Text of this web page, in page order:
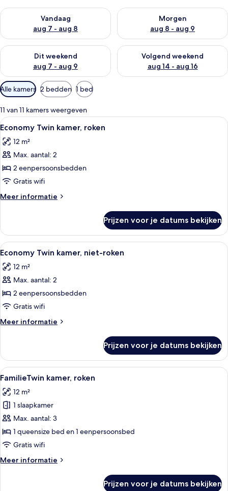
Vandaag
aug 7 - aug 8
De beschikbaarheid controleren voor vanavond aug 7 - aug 8
Morgen
aug 8 - aug 9
De beschikbaarheid
Dit weekend
aug 7 - aug 9
De beschikbaarheid controleren voor dit weekend aug 7 -
Volgend weekend
aug 14 - aug 16
De beschikbaarheid
Beschikbare
filters
voor
kamers
Alle kamers 2 bedden 1 bed
11 van 11 kamers weergeven
Alle
foto's
voor
Economy
Twin
kamer,
roken
laden
Een hotelkamer met een bed,
13
Economy Twin kamer, roken
12 m²
Max. aantal: 2
2 eenpersoonsbedden
Gratis wifi
Meer informatie
Meer
Twin
kamer,
roken
Prijzen voor je datums bekijken
Alle
foto's
voor
Economy
Twin
kamer,
niet-
roken
Een hotelkamer met een bed,
13
Economy Twin kamer, niet-roken
12 m²
Max. aantal: 2
2 eenpersoonsbedden
Gratis wifi
Meer informatie
Meer
Twin
kamer,
niet-
Prijzen voor je datums bekijken
Alle
foto's
voor
FamilieTwin
kamer,
roken
laden
Een hotelkamer met twee bedden,
13
FamilieTwin kamer, roken
12 m²
1 slaapkamer
Max. aantal: 3
1 queensize bed en 1 eenpersoonsbed
Gratis wifi
Meer informatie
Meer
Prijzen voor je datums bekijken